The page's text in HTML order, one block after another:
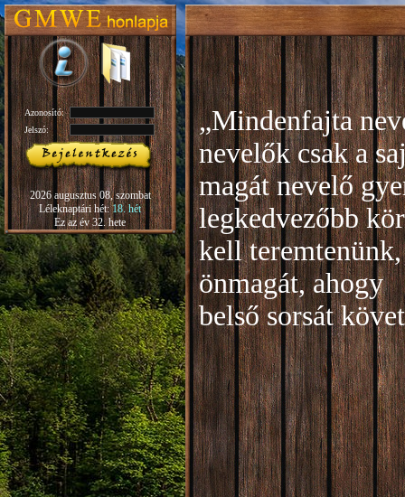
Azonosító:
Jelszó:
2026 augusztus 08, szombat
Léleknaptári hét:18. hét
Ez az év 32. hete
„Mindenfajta
nevelők csak a
magát nevelő
legkedvezőbb
kell
önmagát, ahogy
belső sorsát